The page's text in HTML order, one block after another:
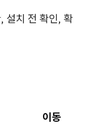
설치 전 확인, 확
이동